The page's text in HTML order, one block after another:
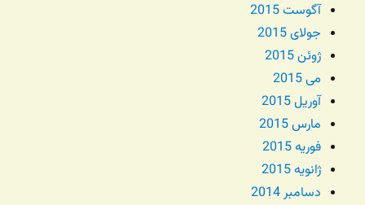
آگوست 2015
جولای 2015
ژوئن 2015
می 2015
آوریل 2015
مارس 2015
فوریه 2015
ژانویه 2015
دسامبر 2014